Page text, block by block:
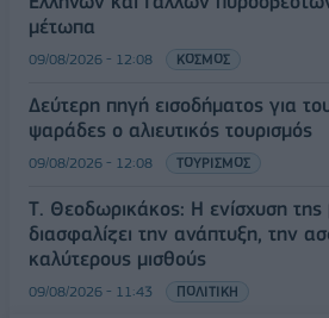
μέτωπα
09/08/2026 - 12:08 ΚΟΣΜΟΣ
Δεύτερη πηγή εισοδήματος για
ψαράδες ο αλιευτικός τουρισμός
09/08/2026 - 12:08 ΤΟΥΡΙΣΜΟΣ
Τ. Θεοδωρικάκος: Η ενίσχυση της
διασφαλίζει την ανάπτυξη, την
καλύτερους μισθούς
09/08/2026 - 11:43 ΠΟΛΙΤΙΚΗ